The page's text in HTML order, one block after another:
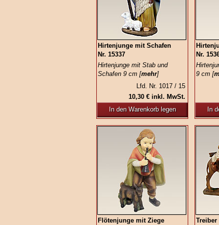
Hirtenjunge mit Schafen
Nr. 15337
Hirtenjunge mit Stab und
Schafen 9 cm [mehr]
Lfd. Nr. 1017 / 15
10,30 € inkl. MwSt.
In den Warenkorb legen
Nr.
9 cm [
In
Flötenjunge mit Ziege
Treiber